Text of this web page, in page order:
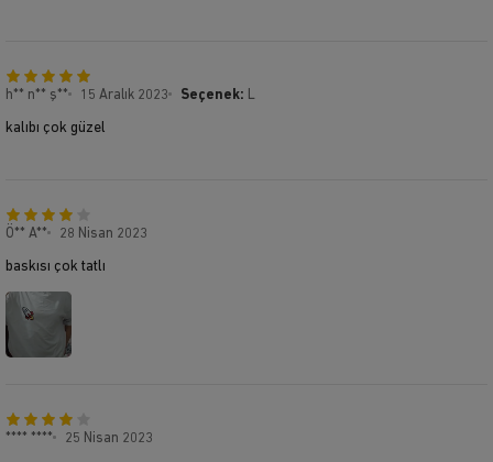
h** n** ş** 15 Aralık 2023 Seçenek: L
kalıbı çok güzel
Ö** A** 28 Nisan 2023
baskısı çok tatlı
**** **** 25 Nisan 2023